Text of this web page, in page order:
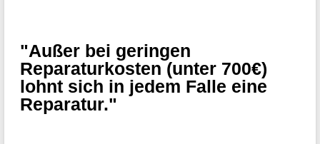
"Außer bei geringen
Reparaturkosten (unter 700€)
lohnt sich in jedem Falle eine
Reparatur."